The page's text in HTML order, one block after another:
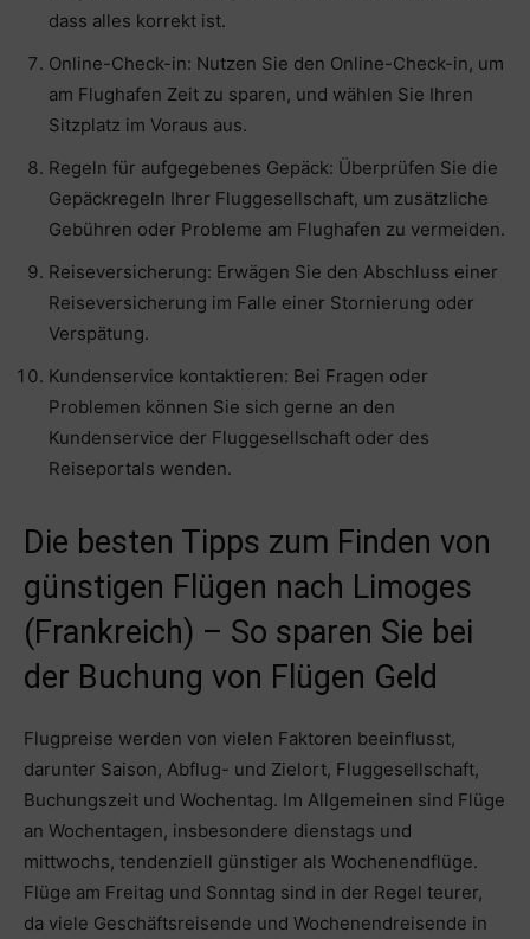
dass alles korrekt ist.
Online-Check-in: Nutzen Sie den Online-Check-in, um
am Flughafen Zeit zu sparen, und wählen Sie Ihren
Sitzplatz im Voraus aus.
Regeln für aufgegebenes Gepäck: Überprüfen Sie die
Gepäckregeln Ihrer Fluggesellschaft, um zusätzliche
Gebühren oder Probleme am Flughafen zu vermeiden.
Reiseversicherung: Erwägen Sie den Abschluss einer
Reiseversicherung im Falle einer Stornierung oder
Verspätung.
Kundenservice kontaktieren: Bei Fragen oder
Problemen können Sie sich gerne an den
Kundenservice der Fluggesellschaft oder des
Reiseportals wenden.
Die besten Tipps zum Finden von
günstigen Flügen nach Limoges
(Frankreich) – So sparen Sie bei
der Buchung von Flügen Geld
Flugpreise werden von vielen Faktoren beeinflusst,
darunter Saison, Abflug- und Zielort, Fluggesellschaft,
Buchungszeit und Wochentag. Im Allgemeinen sind Flüge
an Wochentagen, insbesondere dienstags und
mittwochs, tendenziell günstiger als Wochenendflüge.
Flüge am Freitag und Sonntag sind in der Regel teurer,
da viele Geschäftsreisende und Wochenendreisende in